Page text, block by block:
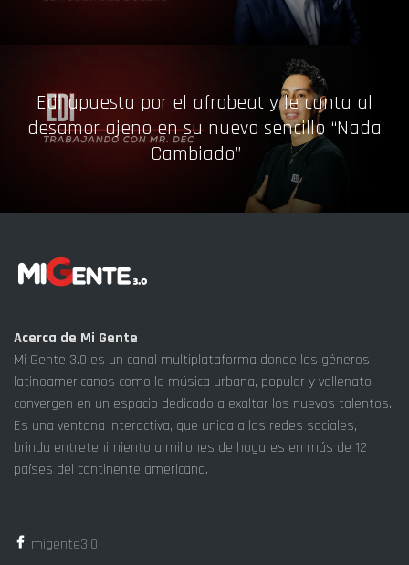
Edi apuesta por el afrobeat y le canta al
desamor ajeno en su nuevo sencillo “Nada
Cambiado”
Acerca de Mi Gente
Mi Gente 3.0 es un canal multiplataforma donde los géneros
latinoamericanos como la música urbana, popular y vallenato
convergen en un espacio dedicado a exaltar los nuevos talentos.
Es una ventana interactiva, que unida a las redes sociales,
brinda entretenimiento a millones de hogares en más de 12
países del continente americano.
migente3.0